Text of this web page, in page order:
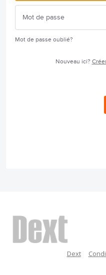
Mot de passe oublié?
Nouveau ici?
Dext